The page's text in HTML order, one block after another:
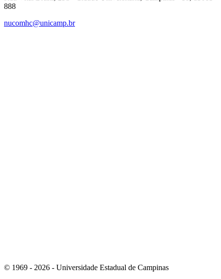
888
nucomhc@unicamp.br
© 1969 - 2026 - Universidade Estadual de Campinas